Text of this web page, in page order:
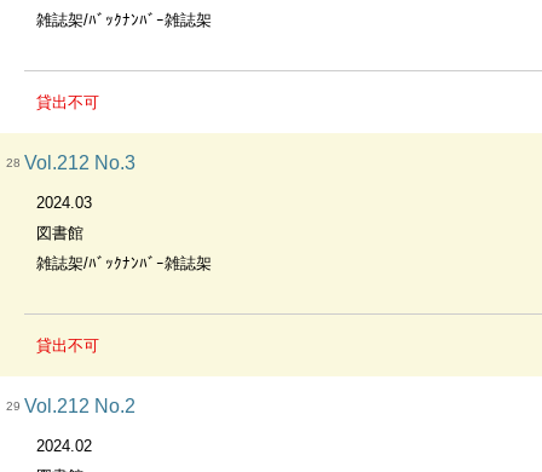
雑誌架/ﾊﾞｯｸﾅﾝﾊﾞｰ雑誌架
貸出不可
28 Vol.212 No.3
2024.03
図書館
雑誌架/ﾊﾞｯｸﾅﾝﾊﾞｰ雑誌架
貸出不可
29 Vol.212 No.2
2024.02